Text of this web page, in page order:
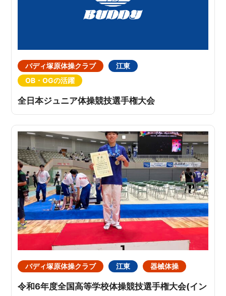
バディ塚原体操クラブ
江東
OB・OGの活躍
全日本ジュニア体操競技選手権大会
バディ塚原体操クラブ 江東 器械体操
令和6年度全国高等学校体操競技選手権大会(イン